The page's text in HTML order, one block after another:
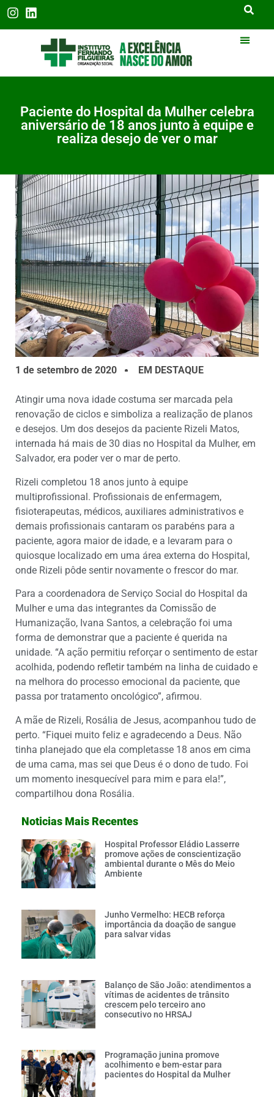
Paciente do Hospital da Mulher celebra
aniversário de 18 anos junto à equipe e
realiza desejo de ver o mar
1 de setembro de 2020 EM DESTAQUE
Atingir uma nova idade costuma ser marcada pela
renovação de ciclos e simboliza a realização de planos
e desejos. Um dos desejos da paciente Rizeli Matos,
internada há mais de 30 dias no Hospital da Mulher, em
Salvador, era poder ver o mar de perto.
Rizeli completou 18 anos junto à equipe
multiprofissional. Profissionais de enfermagem,
fisioterapeutas, médicos, auxiliares administrativos e
demais profissionais cantaram os parabéns para a
paciente, agora maior de idade, e a levaram para o
quiosque localizado em uma área externa do Hospital,
onde Rizeli pôde sentir novamente o frescor do mar.
Para a coordenadora de Serviço Social do Hospital da
Mulher e uma das integrantes da Comissão de
Humanização, Ivana Santos, a celebração foi uma
forma de demonstrar que a paciente é querida na
unidade. “A ação permitiu reforçar o sentimento de estar
acolhida, podendo refletir também na linha de cuidado e
na melhora do processo emocional da paciente, que
passa por tratamento oncológico”, afirmou.
A mãe de Rizeli, Rosália de Jesus, acompanhou tudo de
perto. “Fiquei muito feliz e agradecendo a Deus. Não
tinha planejado que ela completasse 18 anos em cima
de uma cama, mas sei que Deus é o dono de tudo. Foi
um momento inesquecível para mim e para ela!”,
compartilhou dona Rosália.
Noticias Mais Recentes
Hospital Professor Eládio Lasserre
promove ações de conscientização
ambiental durante o Mês do Meio
Ambiente
Junho Vermelho: HECB reforça
importância da doação de sangue
para salvar vidas
Balanço de São João: atendimentos a
vítimas de acidentes de trânsito
crescem pelo terceiro ano
consecutivo no HRSAJ
Programação junina promove
acolhimento e bem-estar para
pacientes do Hospital da Mulher